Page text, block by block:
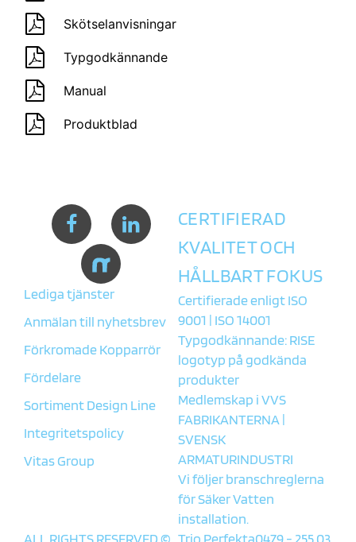
Skötselanvisningar
Typgodkännande
Manual
Produktblad
Lediga tjänster
Anmälan till nyhetsbrev
Förkromade Kopparrör
Fördelare
Sortiment Design Line
Integritetspolicy
Vitas Group
CERTIFIERAD
KVALITET OCH
HÅLLBART FOKUS
Certifierade enligt ISO
9001 | ISO 14001
Typgodkännande: RISE
logotyp på godkända
produkter
Medlemskap iVVS
FABRIKANTERNA|
SVENSK
ARMATURINDUSTRI
Vi följer branschreglerna
förSäker Vatten
installation.